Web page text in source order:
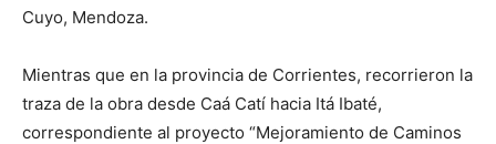
Cuyo, Mendoza.
Mientras que en la provincia de Corrientes, recorrieron la
traza de la obra desde Caá Catí hacia Itá Ibaté,
correspondiente al proyecto “Mejoramiento de Caminos